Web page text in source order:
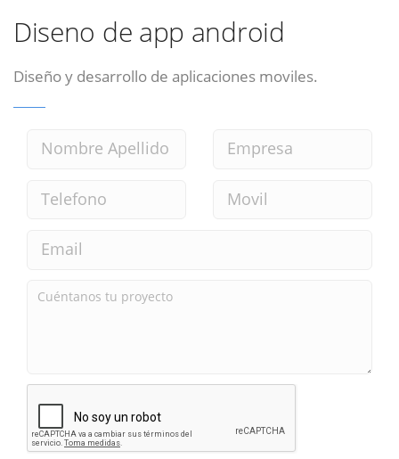
Diseno de app android
Diseño y desarrollo de aplicaciones moviles.